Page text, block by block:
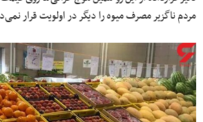
مردم ناگزیر مصرف میوه را دیگر در اولویت قرار